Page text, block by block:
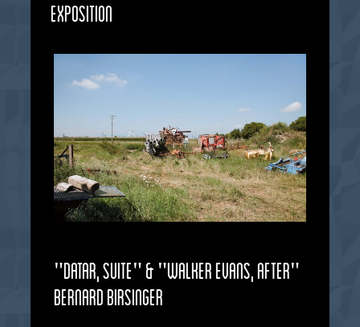
EXPOSITION
"Datar, suite" & "Walker Evans, after"
Bernard BIRSINGER